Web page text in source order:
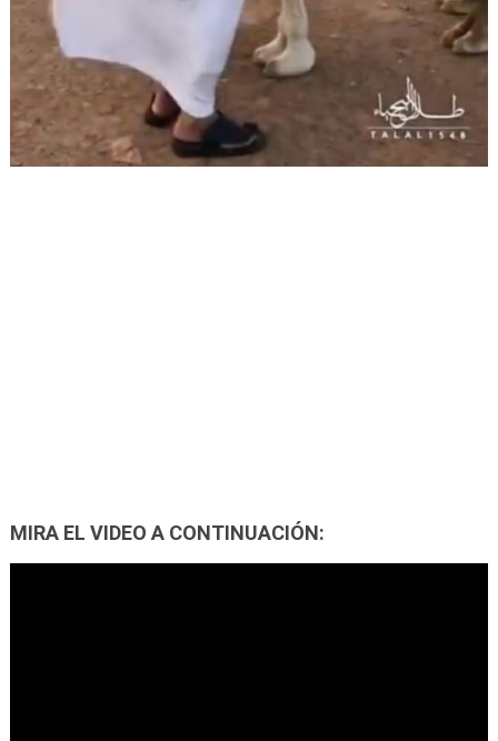
MIRA EL VIDEO A CONTINUACIÓN: